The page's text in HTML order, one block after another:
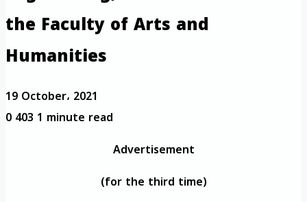
the Faculty of Arts and
Humanities
19 October، 2021
0403 1 minute read
Advertisement
(for the third time)